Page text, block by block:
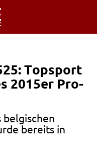
Topsport
2015er Pro-
belgischen
bereits in